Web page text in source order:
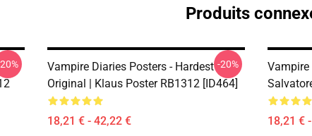
Produits
Vampire Diaries Posters - Hardest
Original | Klaus Poster RB1312 [ID464]
18,21 € - 42,22 €
-20%
Vampire
18,21 €